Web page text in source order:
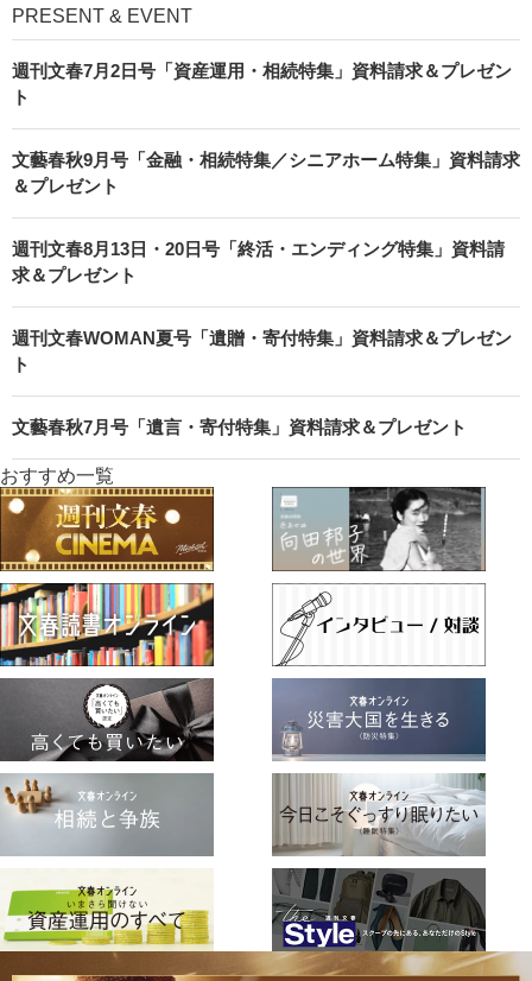
PRESENT & EVENT
週刊文春7月2日号「資産運用・相続特集」資料請求＆プレゼン
ト
文藝春秋9月号「金融・相続特集／シニアホーム特集」資料請求
＆プレゼント
週刊文春8月13日・20日号「終活・エンディング特集」資料請
求＆プレゼント
週刊文春WOMAN夏号「遺贈・寄付特集」資料請求＆プレゼン
ト
文藝春秋7月号「遺言・寄付特集」資料請求＆プレゼント
おすすめ一覧